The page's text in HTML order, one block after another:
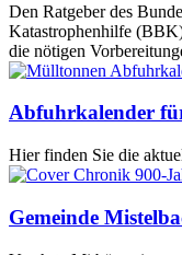
Den Ratgeber des
Katastrophenhilfe
die nötigen
Abfuhrkalender
Hier finden Sie die
Gemeinde